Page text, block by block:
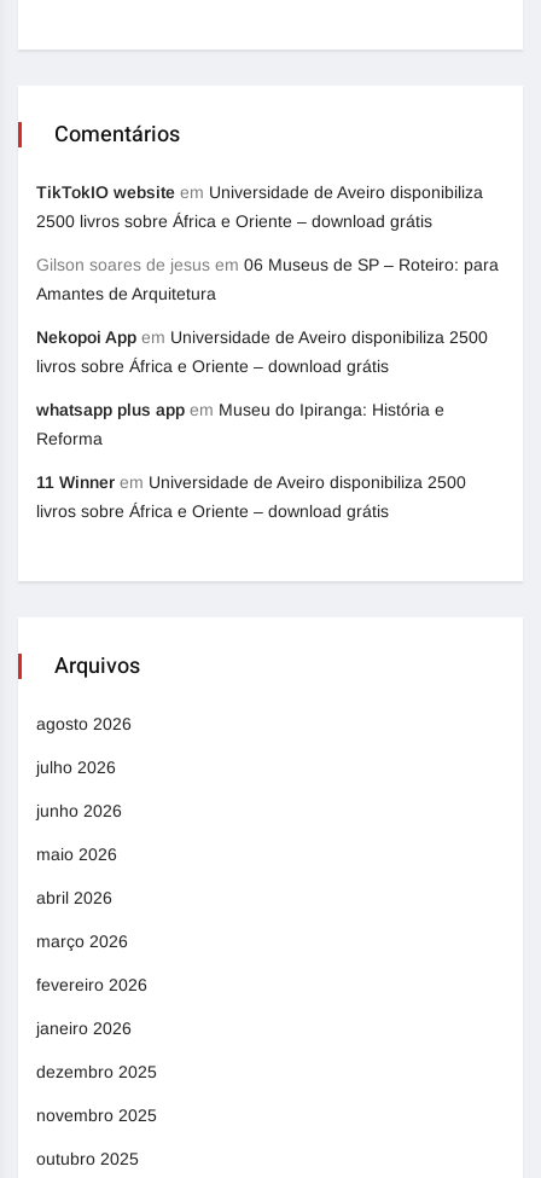
Comentários
TikTokIO website em Universidade de Aveiro disponibiliza
2500 livros sobre África e Oriente – download grátis
Gilson soares de jesus em 06 Museus de SP – Roteiro: para
Amantes de Arquitetura
Nekopoi App em Universidade de Aveiro disponibiliza 2500
livros sobre África e Oriente – download grátis
whatsapp plus app em Museu do Ipiranga: História e
Reforma
11 Winner em Universidade de Aveiro disponibiliza 2500
livros sobre África e Oriente – download grátis
Arquivos
agosto 2026
julho 2026
junho 2026
maio 2026
abril 2026
março 2026
fevereiro 2026
janeiro 2026
dezembro 2025
novembro 2025
outubro 2025